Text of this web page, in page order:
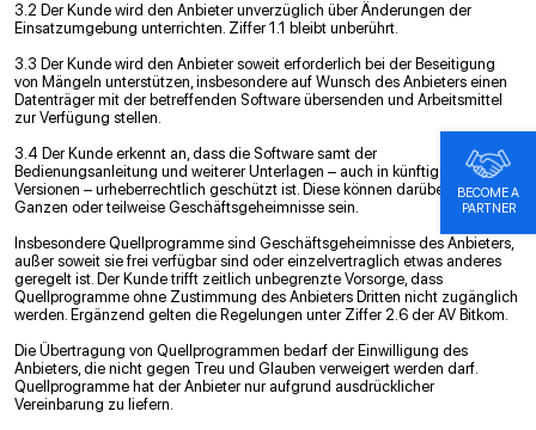
3.2 Der Kunde wird den Anbieter unverzüglich über Änderungen der
Einsatzumgebung unterrichten. Ziffer 1.1 bleibt unberührt.
3.3 Der Kunde wird den Anbieter soweit erforderlich bei der Beseitigung
von Mängeln unterstützen, insbesondere auf Wunsch des Anbieters einen
Datenträger mit der betreffenden Software übersenden und Arbeitsmittel
zur Verfügung stellen.
3.4 Der Kunde erkennt an, dass die Software samt der
Bedienungsanleitung und weiterer Unterlagen – auch in künftigen
Versionen – urheberrechtlich geschützt ist. Diese können darüber hinaus im
Ganzen oder teilweise Geschäftsgeheimnisse sein.
Insbesondere Quellprogramme sind Geschäftsgeheimnisse des Anbieters,
außer soweit sie frei verfügbar sind oder einzelvertraglich etwas anderes
geregelt ist. Der Kunde trifft zeitlich unbegrenzte Vorsorge, dass
Quellprogramme ohne Zustimmung des Anbieters Dritten nicht zugänglich
werden. Ergänzend gelten die Regelungen unter Ziffer 2.6 der AV Bitkom.
Die Übertragung von Quellprogrammen bedarf der Einwilligung des
Anbieters, die nicht gegen Treu und Glauben verweigert werden darf.
Quellprogramme hat der Anbieter nur aufgrund ausdrücklicher
Vereinbarung zu liefern.
BECOME A
PARTNER